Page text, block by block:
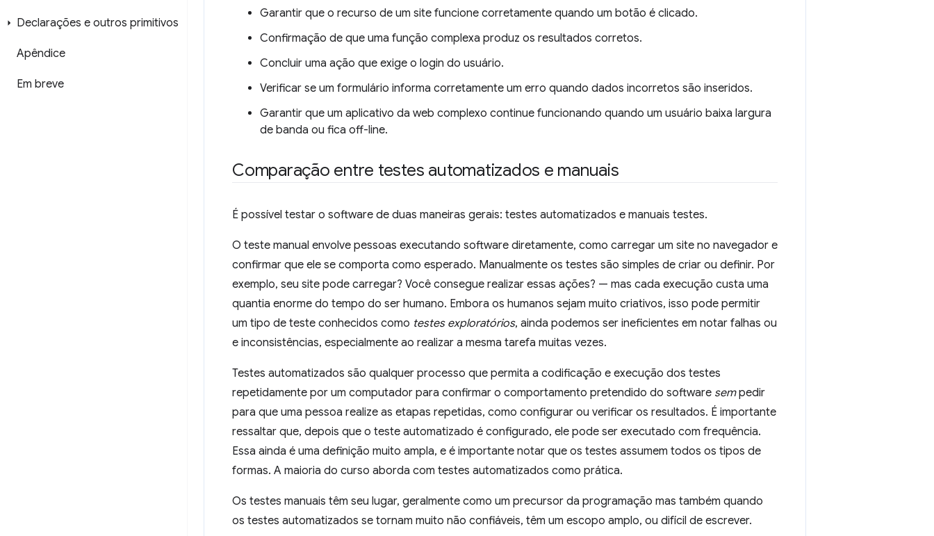
Declarações e outros primitivos
Apêndice
Em breve
Garantir que o recurso de um site funcione corretamente quando um botão é clicado.
Confirmação de que uma função complexa produz os resultados corretos.
Concluir uma ação que exige o login do usuário.
Verificar se um formulário informa corretamente um erro quando dados incorretos são inseridos.
Garantir que um aplicativo da web complexo continue funcionando quando um usuário baixa largura
de banda ou fica off-line.
Comparação entre testes automatizados e manuais
É possível testar o software de duas maneiras gerais: testes automatizados e manuais testes.
O teste manual envolve pessoas executando software diretamente, como carregar um site no navegador e
confirmar que ele se comporta como esperado. Manualmente os testes são simples de criar ou definir. Por
exemplo, seu site pode carregar? Você consegue realizar essas ações? — mas cada execução custa uma
quantia enorme do tempo do ser humano. Embora os humanos sejam muito criativos, isso pode permitir
um tipo de teste conhecidos como testes exploratórios, ainda podemos ser ineficientes em notar falhas ou
e inconsistências, especialmente ao realizar a mesma tarefa muitas vezes.
Testes automatizados são qualquer processo que permita a codificação e execução dos testes
repetidamente por um computador para confirmar o comportamento pretendido do software sempedir
para que uma pessoa realize as etapas repetidas, como configurar ou verificar os resultados. É importante
ressaltar que, depois que o teste automatizado é configurado, ele pode ser executado com frequência.
Essa ainda é uma definição muito ampla, e é importante notar que os testes assumem todos os tipos de
formas. A maioria do curso aborda com testes automatizados como prática.
Os testes manuais têm seu lugar, geralmente como um precursor da programação mas também quando
os testes automatizados se tornam muito não confiáveis, têm um escopo amplo, ou difícil de escrever.